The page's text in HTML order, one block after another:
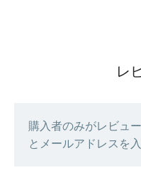
レ
購入者のみがレビュ
とメールアドレスを